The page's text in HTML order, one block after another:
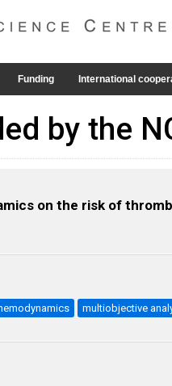
Funding International
by the
on the risk of
hemodynamics multiobjective